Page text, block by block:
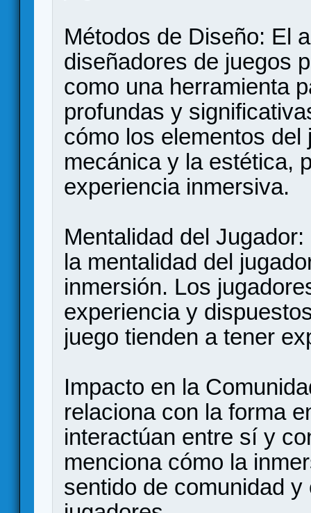
Métodos de Diseño: El
diseñadores de juegos
como una herramienta
profundas y
cómo los elementos
mecánica y la estética,
experiencia inmersiva.
Mentalidad del
la mentalidad del
inmersión. Los
experiencia y
juego tienden a tener
Impacto en la
relaciona con la forma
interactúan entre sí y
menciona cómo la
sentido de comunidad